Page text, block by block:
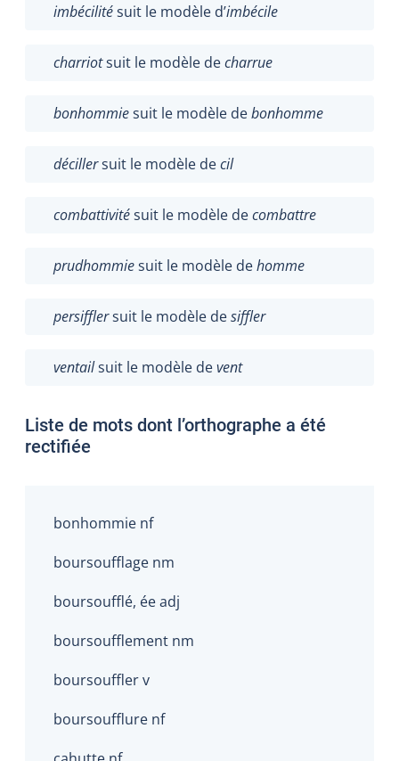
imbécilitésuit le modèle d’imbécile
charriotsuit le modèle decharrue
bonhommiesuit le modèle debonhomme
décillersuit le modèle decil
combattivitésuit le modèle decombattre
prudhommiesuit le modèle dehomme
persifflersuit le modèle desiffler
ventailsuit le modèle devent
Liste de mots dont l’orthographe a été
rectifiée
bonhommie nf
boursoufflage nm
boursoufflé, ée adj
boursoufflement nm
boursouffler v
boursoufflure nf